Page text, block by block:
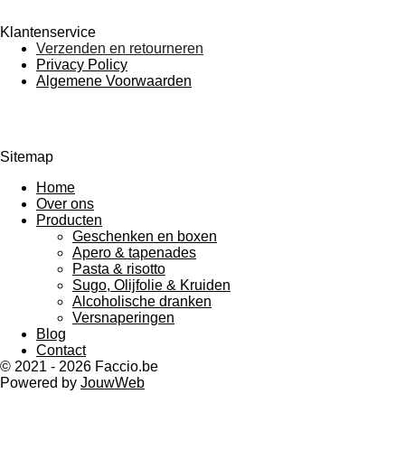
Klantenservice
Verzenden en retourneren
Privacy Policy
Algemene Voorwaarden
Sitemap
Home
Over ons
Producten
Geschenken en boxen
Apero & tapenades
Pasta & risotto
Sugo, Olijfolie & Kruiden
Alcoholische dranken
Versnaperingen
Blog
Contact
© 2021 - 2026 Faccio.be
Powered by JouwWeb